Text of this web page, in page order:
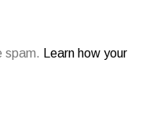
spam. Learn how your